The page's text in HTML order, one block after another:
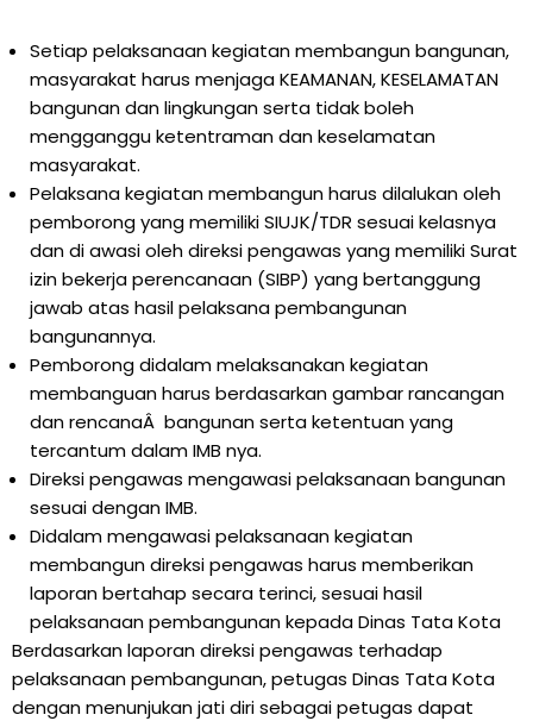
Setiap pelaksanaan kegiatan membangun bangunan,
masyarakat harus menjaga KEAMANAN, KESELAMATAN
bangunan dan lingkungan serta tidak boleh
mengganggu ketentraman dan keselamatan
masyarakat.
Pelaksana kegiatan membangun harus dilalukan oleh
pemborong yang memiliki SIUJK/TDR sesuai kelasnya
dan di awasi oleh direksi pengawas yang memiliki Surat
izin bekerja perencanaan (SIBP) yang bertanggung
jawab atas hasil pelaksana pembangunan
bangunannya.
Pemborong didalam melaksanakan kegiatan
membanguan harus berdasarkan gambar rancangan
dan rencanaÂ bangunan serta ketentuan yang
tercantum dalam IMB nya.
Direksi pengawas mengawasi pelaksanaan bangunan
sesuai dengan IMB.
Didalam mengawasi pelaksanaan kegiatan
membangun direksi pengawas harus memberikan
laporan bertahap secara terinci, sesuai hasil
pelaksanaan pembangunan kepada Dinas Tata Kota
Berdasarkan laporan direksi pengawas terhadap
pelaksanaan pembangunan, petugas Dinas Tata Kota
dengan menunjukan jati diri sebagai petugas dapat